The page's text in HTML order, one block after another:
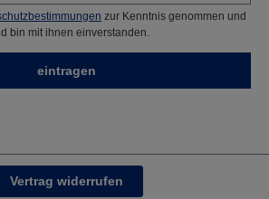
zur Kenntnis genommen und
bin mit ihnen einverstanden.
eintragen
Vertrag widerrufen